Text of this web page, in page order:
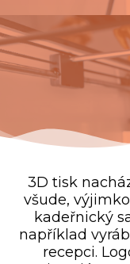
3D tisk
všude,
kadeřnický
například
recepci.